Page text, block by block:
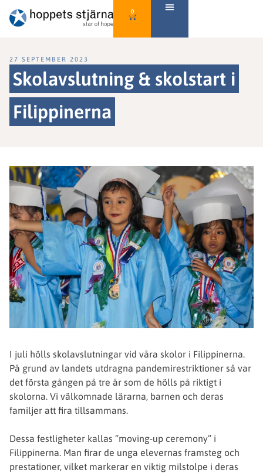
0
27 SEPTEMBER 2023
Skolavslutning & skolstart i
Filippinerna
I juli hölls skolavslutningar vid våra skolor i Filippinerna.
På grund av landets utdragna pandemirestriktioner så var
det första gången på tre år som de hölls på riktigt i
skolorna. Vi välkomnade lärarna, barnen och deras
familjer att fira tillsammans.
Dessa festligheter kallas ”moving-up ceremony” i
Filippinerna. Man firar de unga elevernas framsteg och
prestationer, vilket markerar en viktig milstolpe i deras